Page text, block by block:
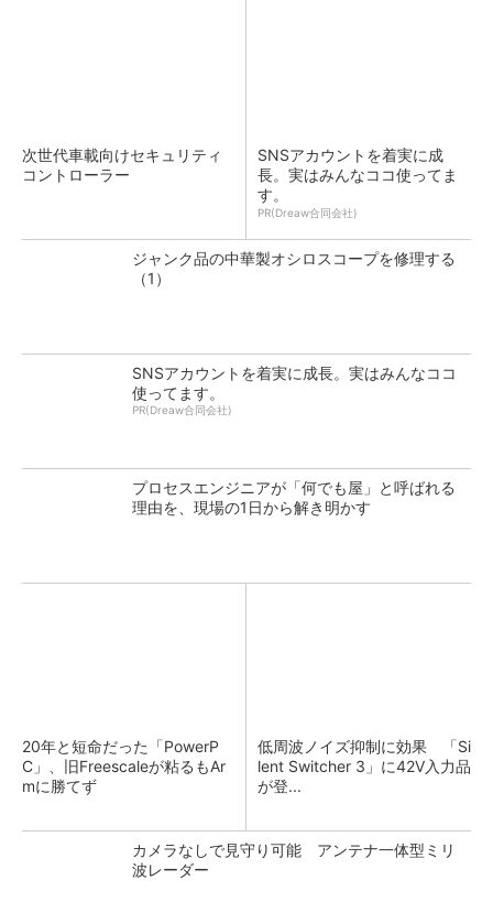
次世代車載向けセキュリティ
コントローラー
SNSアカウントを着実に成
長。実はみんなココ使ってま
す。
PR(Dreaw合同会社)
ジャンク品の中華製オシロスコープを修理する
（1）
SNSアカウントを着実に成長。実はみんなココ
使ってます。
PR(Dreaw合同会社)
プロセスエンジニアが「何でも屋」と呼ばれる
理由を、現場の1日から解き明かす
20年と短命だった「PowerP
C」、旧Freescaleが粘るもAr
mに勝てず
低周波ノイズ抑制に効果 「Si
lent Switcher 3」に42V入力品
が登...
カメラなしで見守り可能 アンテナ一体型ミリ
波レーダー